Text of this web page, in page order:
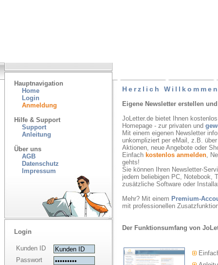
Hauptnavigation
Home
Login
Anmeldung
Hilfe & Support
Support
Anleitung
Über uns
AGB
Datenschutz
Impressum
Login
Kunden ID
Passwort
Herzlich
Eigene Newsletter erstellen
JoLetter.de bietet Ihnen
Homepage - zur privaten und
Mit einem eigenen Newsletter
unkompliziert per eMail, z.B.
Aktionen, neue Angebote oder
Einfach kostenlos anmelden,
gehts!
Sie können Ihren Newsletter-
jedem beliebigen PC, Notebook,
zusätzliche Software oder
Mehr? Mit einem Premium-
mit professionellen
Der Funktionsumfang von